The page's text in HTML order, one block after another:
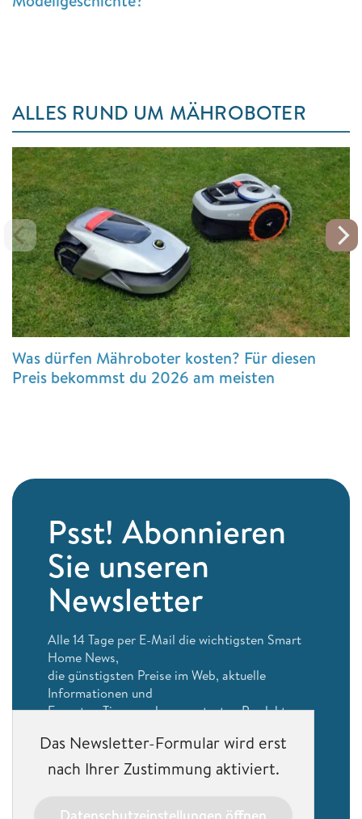
ALLES RUND UM MÄHROBOTER
Was dürfen Mähroboter kosten? Für diesen
Preis bekommst du 2026 am meisten
Psst! Abonnieren
Sie unseren
Newsletter
Alle 14 Tage per E-Mail die wichtigsten Smart
Home News,
die günstigsten Preise im Web, aktuelle
Informationen und
Experten-Tipps zu den smartesten Produkten.
Bleiben Sie auf dem Laufenden
Das Newsletter-Formular wird erst
nach Ihrer Zustimmung aktiviert.